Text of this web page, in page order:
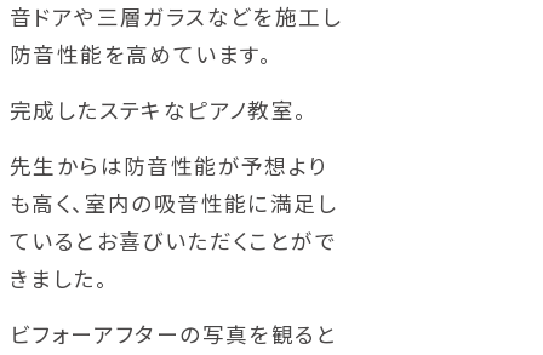
音ドアや三層ガラスなどを施工し
防音性能を高めています。
完成したステキなピアノ教室。
先生からは防音性能が予想より
も高く、室内の吸音性能に満足し
ているとお喜びいただくことがで
きました。
ビフォーアフターの写真を観ると